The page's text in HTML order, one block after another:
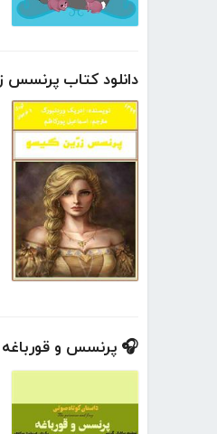
دانلود کتاب
🎧 پرنسس و قورباغه